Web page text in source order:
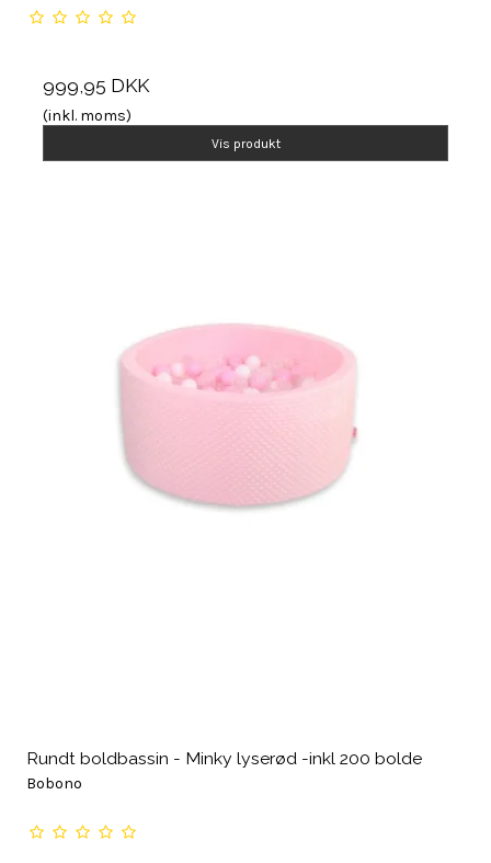
999,95 DKK
(inkl. moms)
Vis produkt
Rundt boldbassin - Minky lyserød -inkl 200 bolde
Bobono